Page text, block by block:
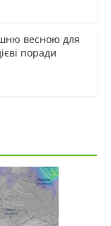
весною для
поради